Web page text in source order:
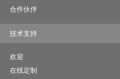
合作伙伴
技术支持
欢迎
在线定制